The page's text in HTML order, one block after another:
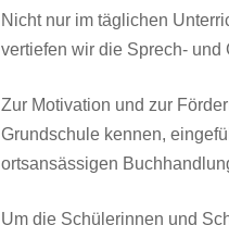
Nicht nur im täglichen
vertiefen wir die Sprech- und
Zur Motivation und zur
Grundschule kennen,
ortsansässigen
Um die Schülerinnen und